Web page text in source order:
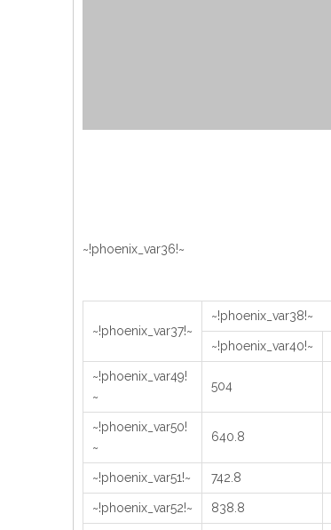
~!phoenix_var36!~
~!phoenix_var37!~
~!phoenix_var38!~
~!phoenix_var40!~
~!phoenix_var49!
~
504
~!phoenix_var50!
~
640.8
~!phoenix_var51!~ 742.8
~!phoenix_var52!~ 838.8